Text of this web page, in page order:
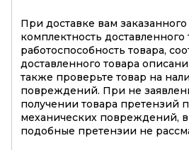
При доставке вам
комплектность доставленного
работоспособность товара,
доставленного товара
также проверьте товар на
повреждений. При не
получении товара претензий
механических повреждений,
подобные претензии не